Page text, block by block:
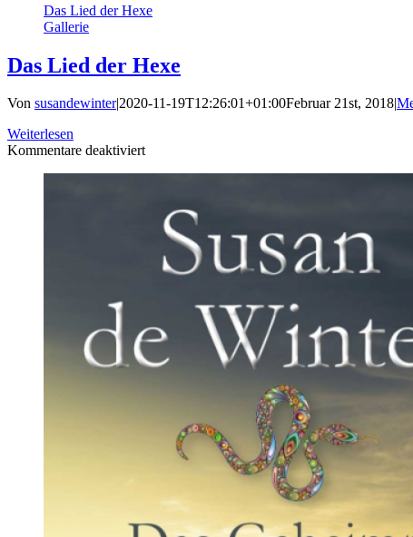
Das Lied der Hexe
Gallerie
Das Lied der Hexe
Von susandewinter|2020-11-19T12:26:01+01:00Februar 21st, 2018|
Weiterlesen
Kommentare deaktiviertfür
Hexe